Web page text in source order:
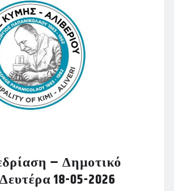
– Δημοτικό
18-05-2026